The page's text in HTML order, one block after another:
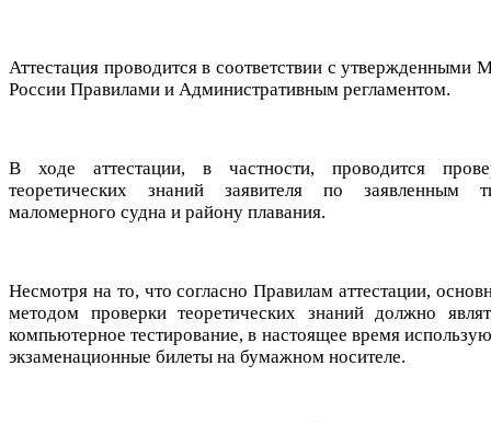
Аттестация проводится в соответствии с утвержденными
России Правилами и Административным регламентом.
В ходе аттестации, в частности, проводится
теоретических знаний заявителя по заявленным
маломерного судна и району плавания.
Несмотря на то, что согласно Правилам аттестации,
методом проверки теоретических знаний должно
компьютерное тестирование, в настоящее время
экзаменационные билеты на бумажном носителе.